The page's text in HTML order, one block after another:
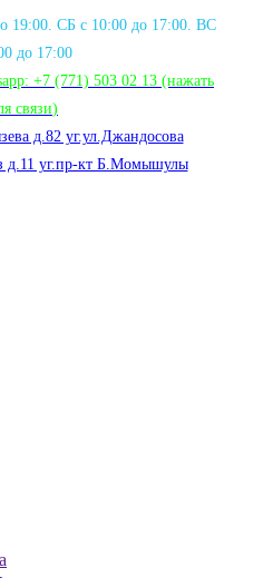
19:00. СБ с 10:00 до 17:00. ВС
до 17:00
+7 (771) 503 02 13 (нажать
связи)
д.82 уг.ул.Джандосова
д.11 уг.пр-кт Б.Момышулы